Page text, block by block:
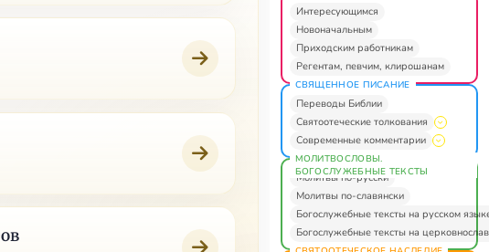
Интересующимся
Новоначальным
Приходским работникам
Регентам, певчим, клирошанам
СВЯЩЕННОЕ ПИСАНИЕ
Переводы Библии
Святоотеческие толкования
Современные комментарии
МОЛИТВОСЛОВЫ.
БОГОСЛУЖЕБНЫЕ ТЕКСТЫ
Молитвы по-русски
Молитвы по-славянски
Богослужебные тексты на русском
Богослужебные тексты на